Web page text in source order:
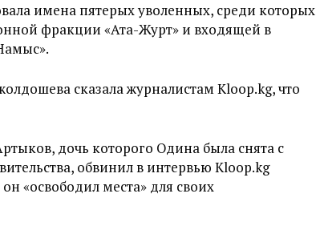
имена пятерых уволенных, среди которых
фракции «Ата-Журт» и входящей в
сказала журналистам Kloop.kg, что
дочь которого Одина была снята с
обвинил в интервью Kloop.kg
«освободил места» для своих